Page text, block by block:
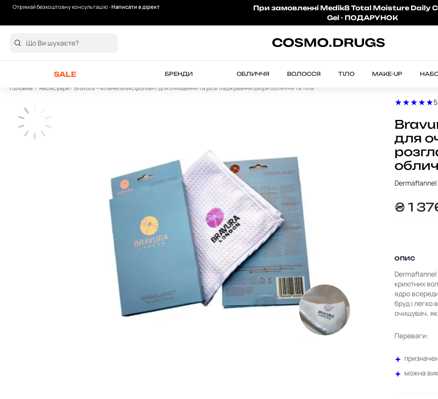
Отримай безкоштовну консультацію -Написати в дірект
Безкоштовна доставка від 2000 грн
При замовленні Medik8 Total Moisture Daily
Gel - ПОДАРУНОК
SALE БРЕНДИ ОБЛИЧЧЯ ВОЛОССЯ ТІЛО MAKE-UP
Головна Аксесуари Bravura – Фланель ексфоліант для очищення та розгладжування шкіри обличчя та тіла
для
₴1
ОПИС
Dermaflannel
крихітних
ядро
бруд і легко
очищувач,
Переваги:
можна